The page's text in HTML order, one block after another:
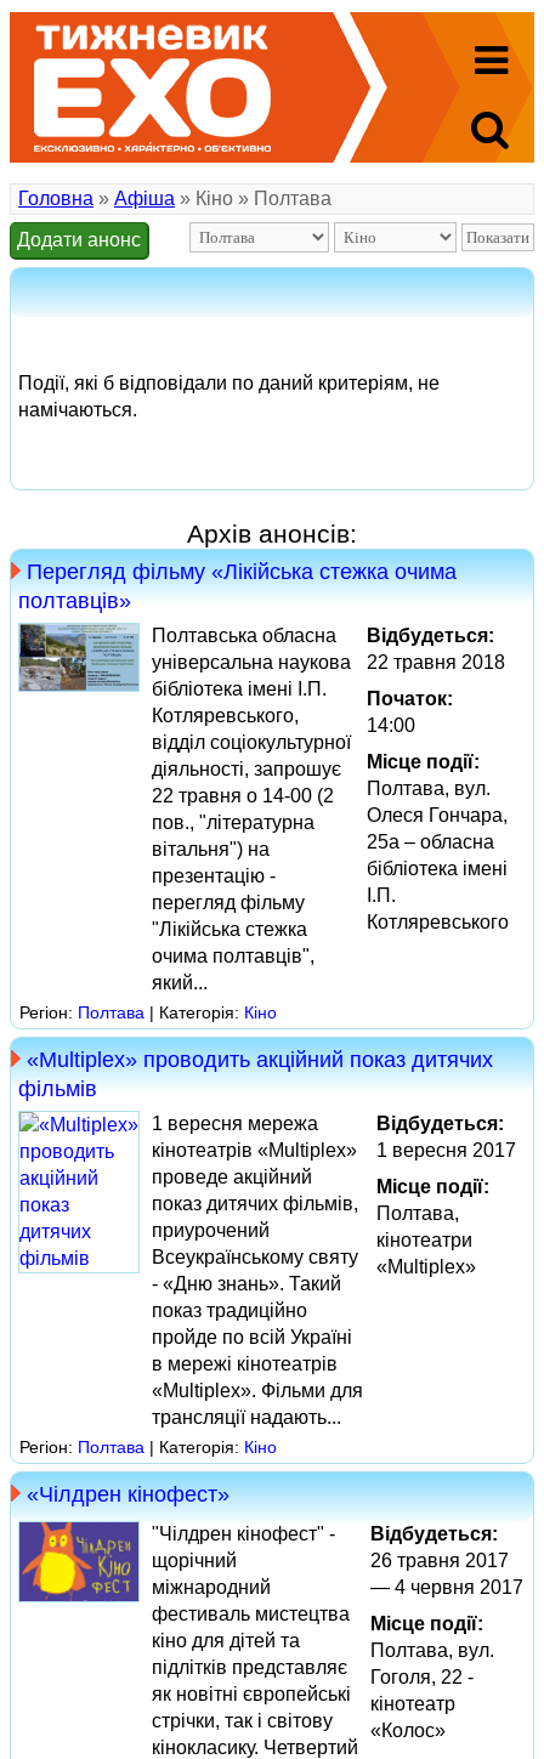
Головна » Афіша » Кіно » Полтава
Додати анонс
Події, які б відповідали по даний критеріям, не
намічаються.
Архів анонсів:
Перегляд фільму «Лікійська стежка очима
полтавців»
Полтавська обласна
універсальна наукова
бібліотека імені І.П.
Котляревського,
відділ соціокультурної
діяльності, запрошує
22 травня о 14-00 (2
пов., "літературна
вітальня") на
презентацію -
перегляд фільму
"Лікійська стежка
очима полтавців",
який...
Відбудеться:
22 травня 2018
Початок:
14:00
Місце події:
Полтава, вул.
Олеся Гончара,
25а – обласна
бібліотека імені
І.П.
Котляревського
Регіон: Полтава | Категорія: Кіно
«Multiplex» проводить акційний показ дитячих
фільмів
1 вересня мережа
кінотеатрів «Multiplex»
проведе акційний
показ дитячих фільмів,
приурочений
Всеукраїнському святу
- «Дню знань». Такий
показ традиційно
пройде по всій Україні
в мережі кінотеатрів
«Multiplex». Фільми для
трансляції надають...
Відбудеться:
1 вересня 2017
Місце події:
Полтава,
кінотеатри
«Multiplex»
Регіон: Полтава | Категорія: Кіно
«Чілдрен кінофест»
"Чілдрен кінофест" -
щорічний
міжнародний
фестиваль мистецтва
кіно для дітей та
підлітків представляє
як новітні європейські
стрічки, так і світову
кінокласику. Четвертий
Відбудеться:
26 травня 2017
— 4 червня 2017
Місце події:
Полтава, вул.
Гоголя, 22 -
кінотеатр
«Колос»